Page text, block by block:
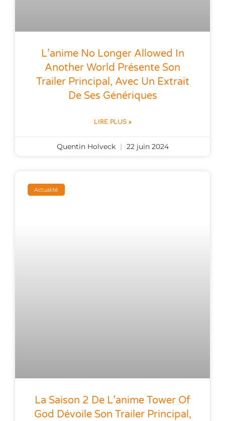
L’anime No Longer Allowed In
Another World Présente Son
Trailer Principal, Avec Un Extrait
De Ses Génériques
LIRE PLUS »
Quentin Holveck 22 juin 2024
Actualité
La Saison 2 De L’anime Tower Of
God Dévoile Son Trailer Principal,